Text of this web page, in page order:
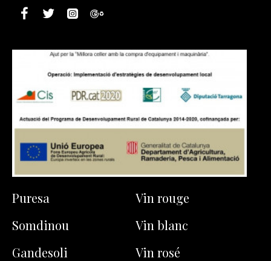
Puresa
Somdinou
Gandesoli
Vin rouge
Vin blanc
Vin rosé